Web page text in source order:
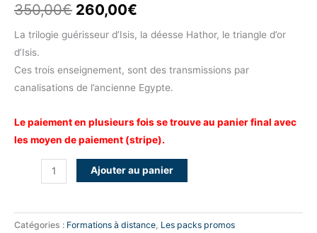
350,00€ 260,00€
La trilogie guérisseur d’Isis, la déesse Hathor, le triangle d’or
d’Isis.
Ces trois enseignement, sont des transmissions par
canalisations de l’ancienne Egypte.
Le paiement en plusieurs fois se trouve au panier final avec
les moyen de paiement (stripe).
Ajouter au panier
Catégories : Formations à distance, Les packs promos